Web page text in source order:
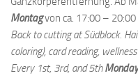
Montagvon ca. 17:00 – 20:00
Back to cutting at Südblock.
coloring), card reading,
Every 1st, 3rd, and 5thMonday